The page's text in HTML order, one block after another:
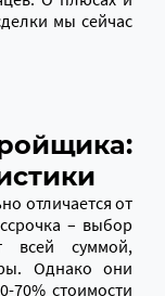
мы сейчас
отличается от
– выбор
всей суммой,
Однако они
70% стоимости